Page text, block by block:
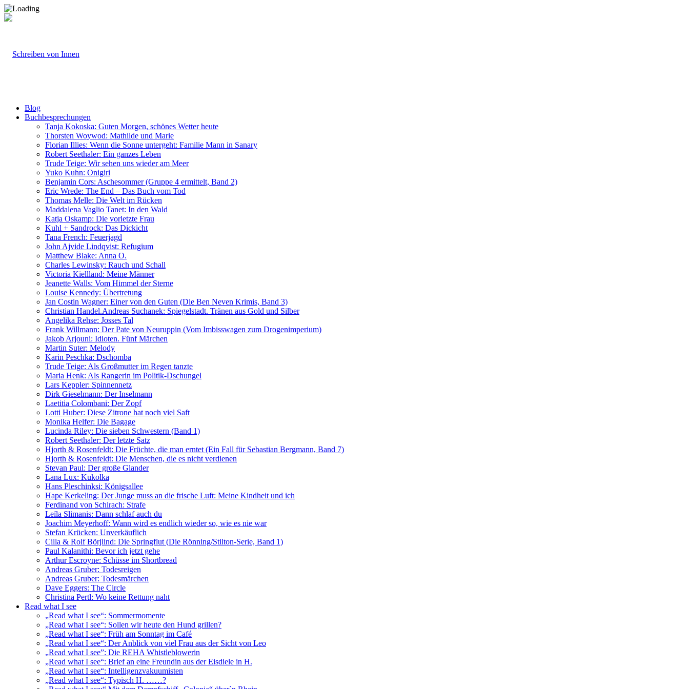
Blog
Buchbesprechungen
Tanja Kokoska: Guten Morgen, schönes Wetter heute
Thorsten Woywod: Mathilde und Marie
Florian Illies: Wenn die Sonne untergeht: Familie Mann in Sanary
Robert Seethaler: Ein ganzes Leben
Trude Teige: Wir sehen uns wieder am Meer
Yuko Kuhn: Onigiri
Benjamin Cors: Aschesommer (Gruppe 4 ermittelt, Band 2)
Eric Wrede: The End – Das Buch vom Tod
Thomas Melle: Die Welt im Rücken
Maddalena Vaglio Tanet: In den Wald
Katja Oskamp: Die vorletzte Frau
Kuhl + Sandrock: Das Dickicht
Tana French: Feuerjagd
John Ajvide Lindqvist: Refugium
Matthew Blake: Anna O.
Charles Lewinsky: Rauch und Schall
Victoria Kiellland: Meine Männer
Jeanette Walls: Vom Himmel der Sterne
Louise Kennedy: Übertretung
Jan Costin Wagner: Einer von den Guten (Die Ben Neven Krimis, Band 3)
Christian Handel.Andreas Suchanek: Spiegelstadt. Tränen aus Gold und Silber
Angelika Rehse: Josses Tal
Frank Willmann: Der Pate von Neuruppin (Vom Imbisswagen zum Drogenimperium)
Jakob Arjouni: Idioten. Fünf Märchen
Martin Suter: Melody
Karin Peschka: Dschomba
Trude Teige: Als Großmutter im Regen tanzte
Maria Henk: Als Rangerin im Politik-Dschungel
Lars Keppler: Spinnennetz
Dirk Gieselmann: Der Inselmann
Laetitia Colombani: Der Zopf
Lotti Huber: Diese Zitrone hat noch viel Saft
Monika Helfer: Die Bagage
Lucinda Riley: Die sieben Schwestern (Band 1)
Robert Seethaler: Der letzte Satz
Hjorth & Rosenfeldt: Die Früchte, die man erntet (Ein Fall für Sebastian Bergmann, Band 7)
Hjorth & Rosenfeldt: Die Menschen, die es nicht verdienen
Stevan Paul: Der große Glander
Lana Lux: Kukolka
Hans Pleschinksi: Königsallee
Hape Kerkeling: Der Junge muss an die frische Luft: Meine Kindheit und ich
Ferdinand von Schirach: Strafe
Leïla Slimanis: Dann schlaf auch du
Joachim Meyerhoff: Wann wird es endlich wieder so, wie es nie war
Stefan Krücken: Unverkäuflich
Cilla & Rolf Börjlind: Die Springflut (Die Rönning/Stilton-Serie, Band 1)
Paul Kalanithi: Bevor ich jetzt gehe
Arthur Escroyne: Schüsse im Shortbread
Andreas Gruber: Todesreigen
Andreas Gruber: Todesmärchen
Dave Eggers: The Circle
Christina Pertl: Wo keine Rettung naht
Read what I see
„Read what I see“: Sommermomente
„Read what I see“: Sollen wir heute den Hund grillen?
„Read what I see“: Früh am Sonntag im Café
„Read what I see“: Der Anblick von viel Frau aus der Sicht von Leo
„Read what I see”: Die REHA Whistleblowerin
„Read what I see“: Brief an eine Freundin aus der Eisdiele in H.
„Read what I see“: Intelligenzvakuumisten
„Read what I see“: Typisch H. ……?